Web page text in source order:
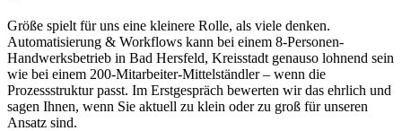
Größe spielt für uns eine kleinere Rolle, als viele denken.
Automatisierung & Workflows kann bei einem 8-Personen-
Handwerksbetrieb in Bad Hersfeld, Kreisstadt genauso lohnend sein
wie bei einem 200-Mitarbeiter-Mittelständler – wenn die
Prozessstruktur passt. Im Erstgespräch bewerten wir das ehrlich und
sagen Ihnen, wenn Sie aktuell zu klein oder zu groß für unseren
Ansatz sind.